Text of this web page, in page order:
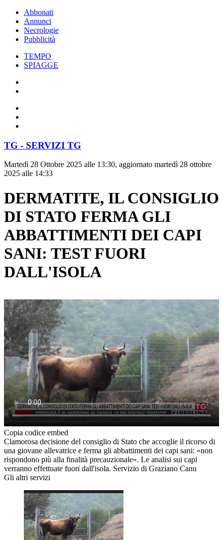
Abbonati
Annunci
Necrologie
Pubblicità
TEMPO
SPIAGGE
TG - SERVIZI TG
Martedì 28 Ottobre 2025 alle 13:30, aggiornato martedì 28 ottobre
2025 alle 14:33
DERMATITE, IL CONSIGLIO
DI STATO FERMA GLI
ABBATTIMENTI DEI CAPI
SANI: TEST FUORI
DALL'ISOLA
Copia codice embed
Clamorosa decisione del consiglio di Stato che accoglie il ricorso di
una giovane allevatrice e ferma gli abbattimenti dei capi sani: «non
rispondono più alla finalità precauzionale». Le analisi sui capi
verranno effettuate fuori dall'isola. Servizio di Graziano Canu
Gli altri servizi